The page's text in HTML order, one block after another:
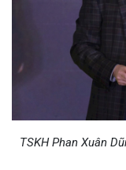
TSKH Phan Xuân